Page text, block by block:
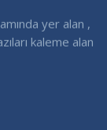
yer alan ,
kaleme alan